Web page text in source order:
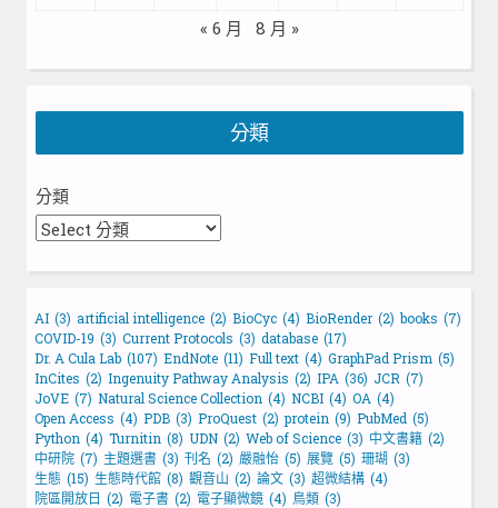
« 6 月
8 月 »
分類
分類
AI (3) artificial intelligence (2) BioCyc (4) BioRender (2) books (7)
COVID-19 (3) Current Protocols (3) database (17)
Dr. A Cula Lab (107) EndNote (11) Full text (4) GraphPad Prism (5)
InCites (2) Ingenuity Pathway Analysis (2) IPA (36) JCR (7)
JoVE (7) Natural Science Collection (4) NCBI (4) OA (4)
Open Access (4) PDB (3) ProQuest (2) protein (9) PubMed (5)
Python (4) Turnitin (8) UDN (2) Web of Science (3) 中文書籍 (2)
中研院 (7) 主題選書 (3) 刊名 (2) 嚴融怡 (5) 展覽 (5) 珊瑚 (3)
生態 (15) 生態時代館 (8) 觀音山 (2) 論文 (3) 超微結構 (4)
院區開放日 (2) 電子書 (2) 電子顯微鏡 (4) 鳥類 (3)